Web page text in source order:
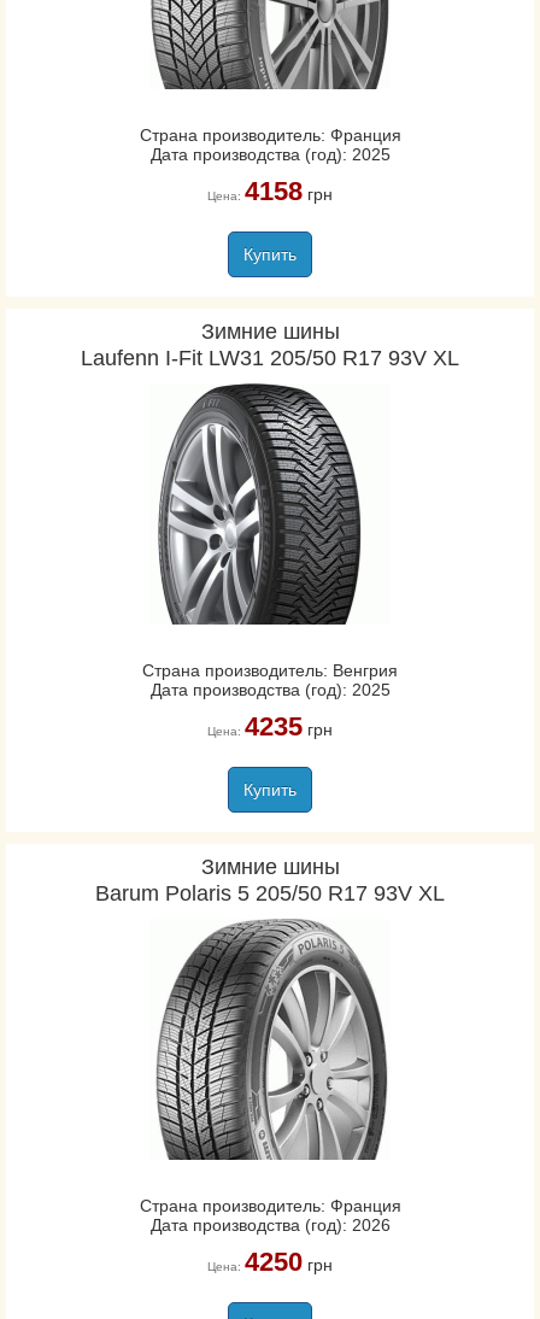
Страна производитель: Франция
Дата производства (год): 2025
Цена: 4158грн
Купить
Зимние шины
Laufenn I-Fit LW31 205/50 R17 93V XL
Страна производитель: Венгрия
Дата производства (год): 2025
Цена: 4235грн
Купить
Зимние шины
Barum Polaris 5 205/50 R17 93V XL
Страна производитель: Франция
Дата производства (год): 2026
Цена: 4250грн